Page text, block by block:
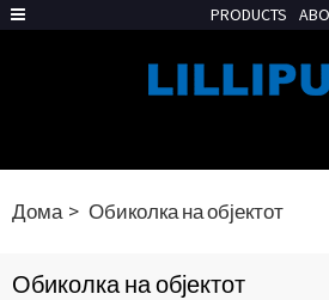
Дома Обиколка на објектот
Обиколка на објектот
PRODUCTS